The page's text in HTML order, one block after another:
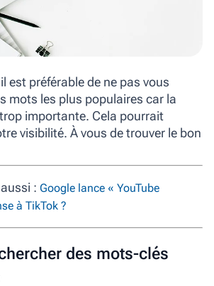
est préférable de ne pas vous
mots les plus populaires car la
importante. Cela pourrait
visibilité. À vous de trouver le bon
: Google lance « YouTube
à TikTok ?
des mots-clés